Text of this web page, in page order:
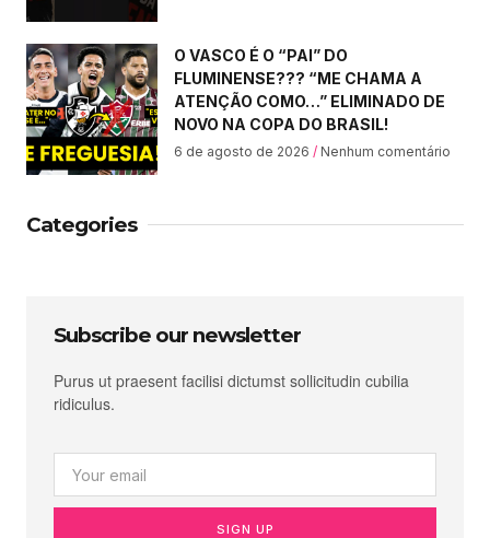
O VASCO É O “PAI” DO
FLUMINENSE??? “ME CHAMA A
ATENÇÃO COMO…” ELIMINADO DE
NOVO NA COPA DO BRASIL!
6 de agosto de 2026 Nenhum comentário
Categories
Subscribe our newsletter
Purus ut praesent facilisi dictumst sollicitudin cubilia
ridiculus.
SIGN UP